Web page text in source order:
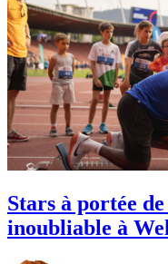
Stars à portée
inoubliable à